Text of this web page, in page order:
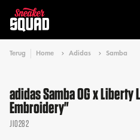
Terug Home Adidas Samba
adidas Samba OG x Liberty
Embroidery"
JI0282